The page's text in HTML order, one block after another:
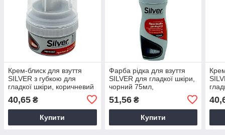
Крем-блиск для взуття
SILVER з губкою для
гладкої шкіри, коричневий
40,65 ₴
Купити
Фарба рідка для взуття
SILVER для гладкої шкіри,
чорний 75мл,
водовідштовхувальна, віск
51,56₴
Купити